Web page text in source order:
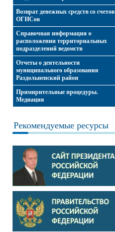
Возврат денежных средств со счетов
ОГИСов
Справочная информация о
расположении территориальных
подразделений ведомств
Отчеты о деятельности
муниципального образования
Раздольненский район
Примирительные процедуры.
Медиация
Рекомендуемые ресурсы